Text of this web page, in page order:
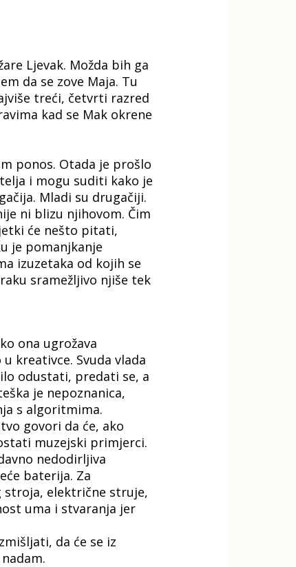
Ljevak. Možda bih ga
da se zove Maja. Tu
treći, četvrti razred
kad se Mak okrene
ponos. Otada je prošlo
i mogu suditi kako je
Mladi su drugačiji.
ni blizu njihovom. Čim
će nešto pitati,
je pomanjkanje
izuzetaka od kojih se
sramežljivo njiše tek
ona ugrožava
kreativce. Svuda vlada
odustati, predati se, a
je nepoznanica,
s algoritmima.
govori da će, ako
muzejski primjerci.
nedodirljiva
baterija. Za
stroja, električne struje,
uma i stvaranja jer
da će se iz